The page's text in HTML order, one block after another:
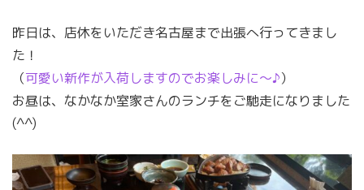
昨日は、店休をいただき名古屋まで出張へ行ってきまし
た！
（可愛い新作が入荷しますのでお楽しみに〜♪）
お昼は、なかなか室家さんのランチをご馳走になりました
(^^)